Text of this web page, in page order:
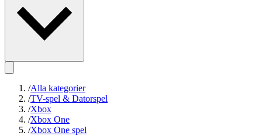
/Alla kategorier
/TV-spel & Datorspel
/Xbox
/Xbox One
/Xbox One spel